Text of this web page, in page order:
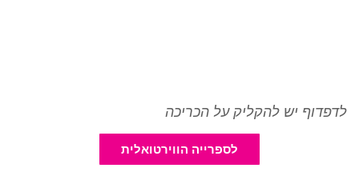
לדפדוף יש להקליק על הכריכה
לספרייה הווירטואלית